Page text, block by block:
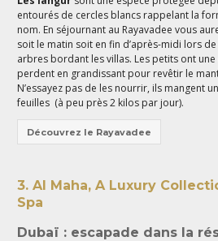
entourés de cercles blancs rappelant la
nom. En séjournant au Rayavadee vous
soit le matin soit en fin d’après-midi lors
arbres bordant les villas. Les petits ont
perdent en grandissant pour revêtir le
N’essayez pas de les nourrir, ils mangent
feuilles (à peu près 2 kilos par jour).
Découvrez le Rayavadee
3. Al Maha, A Luxury
Spa
Dubaï : escapade dans la